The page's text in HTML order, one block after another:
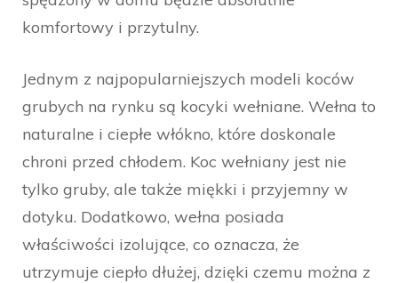
komfortowy i przytulny.
Jednym z najpopularniejszych modeli koców
grubych na rynku są kocyki wełniane. Wełna to
naturalne i ciepłe włókno, które doskonale
chroni przed chłodem. Koc wełniany jest nie
tylko gruby, ale także miękki i przyjemny w
dotyku. Dodatkowo, wełna posiada
właściwości izolujące, co oznacza, że
utrzymuje ciepło dłużej, dzięki czemu można z